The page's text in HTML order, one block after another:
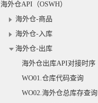
海外仓API（OSWH）
海外仓-商品
海外仓-入库
海外仓-出库
海外仓出库API对接时序
WO01.仓库代码查询
WO02.海外仓总库存查询